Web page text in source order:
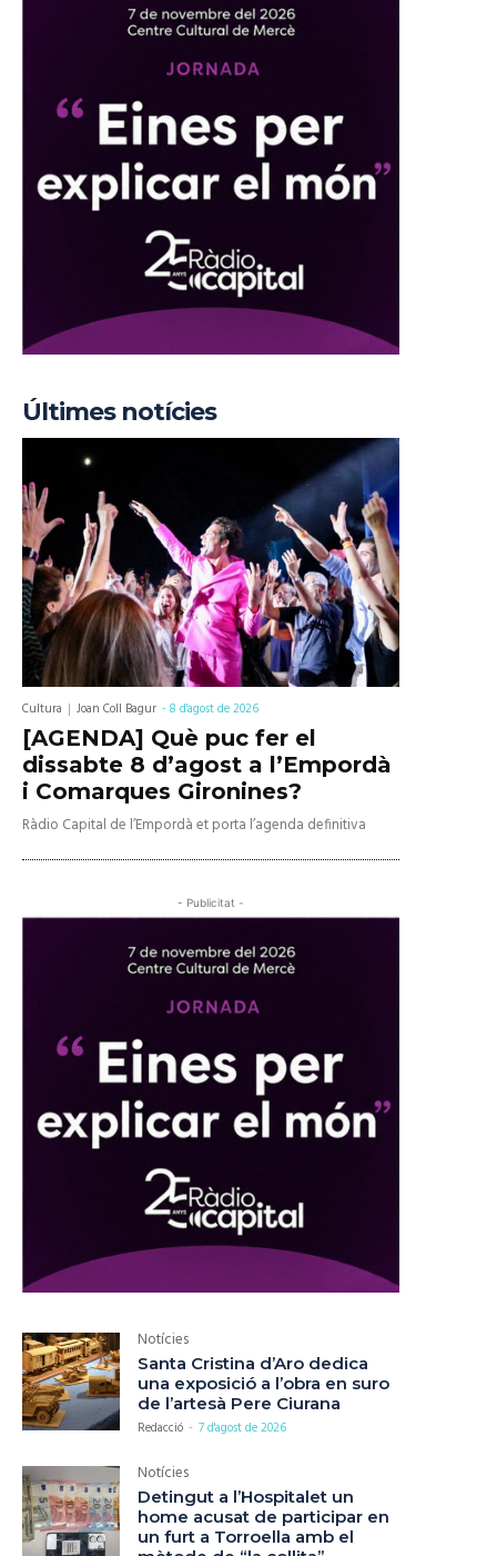
Últimes notícies
Cultura Joan Coll Bagur -8 d'agost de 2026
[AGENDA] Què puc fer el
dissabte 8 d’agost a l’Empordà
i Comarques Gironines?
Ràdio Capital de l’Empordà et porta l’agenda definitiva
- Publicitat -
Notícies
Santa Cristina d’Aro dedica
una exposició a l’obra en suro
de l’artesà Pere Ciurana
Redacció - 7 d'agost de 2026
Notícies
Detingut a l’Hospitalet un
home acusat de participar en
un furt a Torroella amb el